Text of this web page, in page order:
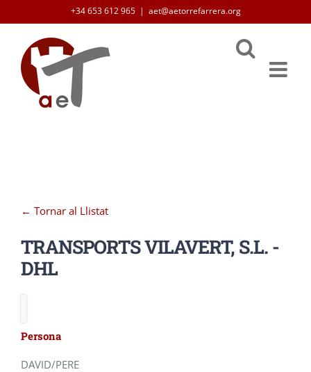
content
+34 653 612 965 | aet@aetorrefarrera.org
← Tornar al Llistat
TRANSPORTS VILAVERT, S.L. -
DHL
Persona
DAVID/PERE